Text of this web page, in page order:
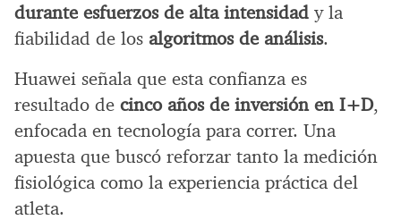
durante esfuerzos de alta intensidad y la
fiabilidad de los algoritmos de análisis.
Huawei señala que esta confianza es
resultado de cinco años de inversión en I+D,
enfocada en tecnología para correr. Una
apuesta que buscó reforzar tanto la medición
fisiológica como la experiencia práctica del
atleta.